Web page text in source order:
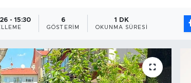
- 15:30 6
GÖSTERIM
1 DK
OKUNMA SÜRESI